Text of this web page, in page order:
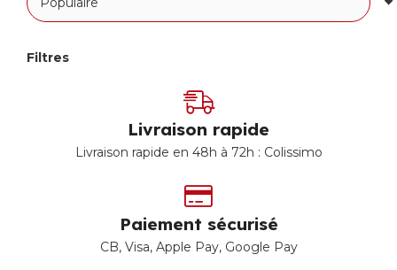
Filtres
Livraison rapide
Livraison rapide en 48h à 72h : Colissimo
Paiement sécurisé
CB, Visa, Apple Pay, Google Pay